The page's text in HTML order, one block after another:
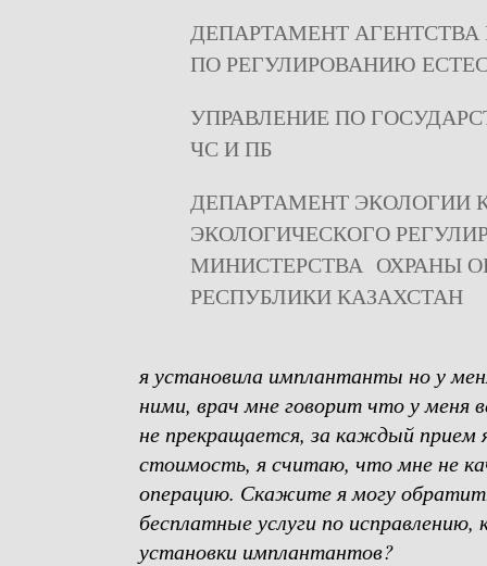
ДЕПАРТАМЕНТ
ПО РЕГУЛИРОВАНИЮ
УПРАВЛЕНИЕ ПО
ЧС И ПБ
ДЕПАРТАМЕНТ ЭКОЛОГИИ
ЭКОЛОГИЧЕСКОГО
МИНИСТЕРСТВА ОХРАНЫ
РЕСПУБЛИКИ КАЗАХСТАН
я установила имплантанты но у
ними, врач мне говорит что у меня
не прекращается, за каждый прием
стоимость, я считаю, что мне не
операцию. Скажите я могу
бесплатные услуги по
установки имплантантов?